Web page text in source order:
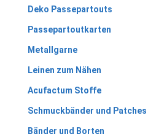
Deko Passepartouts
Passepartoutkarten
Metallgarne
Leinen zum Nähen
Acufactum Stoffe
Schmuckbänder und Patches
Bänder und Borten